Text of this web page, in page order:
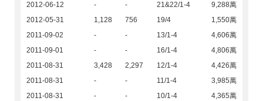
2012-06-12
- - 21&22/1-4
9,288萬
2012-05-31
1,128 756 19/4
1,550萬
2011-09-02
- - 13/1-4
4,606萬
2011-09-01
- - 16/1-4
4,806萬
2011-08-31
3,428 2,297 12/1-4
4,426萬
2011-08-31
- - 11/1-4
3,985萬
2011-08-31
- - 10/1-4
4,365萬